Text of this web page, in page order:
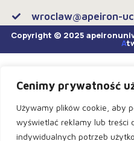
Cenimy prywatność
Używamy plików cookie, aby
wyświetlać reklamy lub treści
indywidualnych potrzeb
wroclaw@apeiron-
Copyright © 2025
A